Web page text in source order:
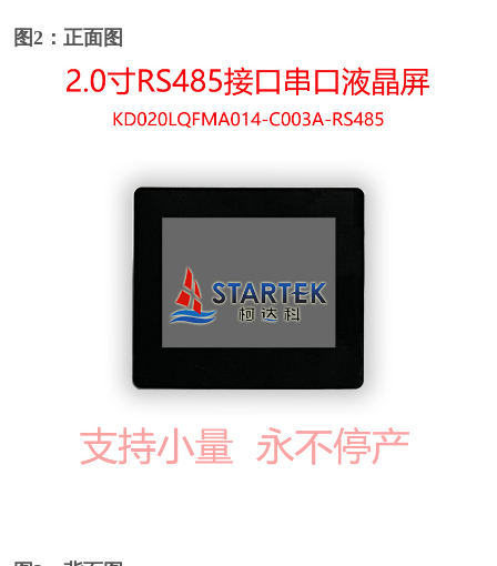
图2：正面图